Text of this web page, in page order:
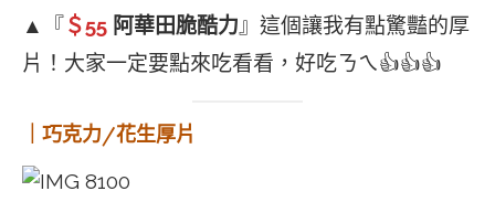
▲『＄55 阿華田脆酷力 』這個讓我有點驚豔的厚
片！大家一定要點來吃看看，好吃ㄋㄟ👍👍👍
｜巧克力/花生厚片